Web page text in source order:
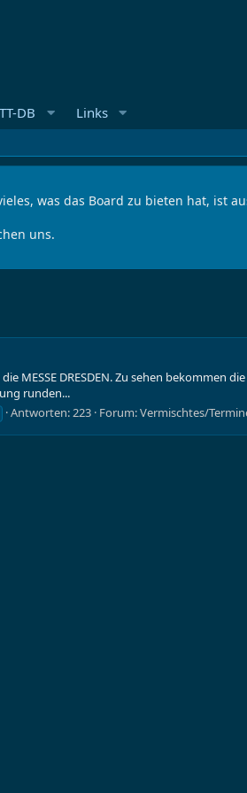
TT-DB Links
was das Board zu bieten hat, ist
uns.
MESSE DRESDEN. Zu sehen bekommen
runden...
Antworten: 223 Forum:Vermischtes/